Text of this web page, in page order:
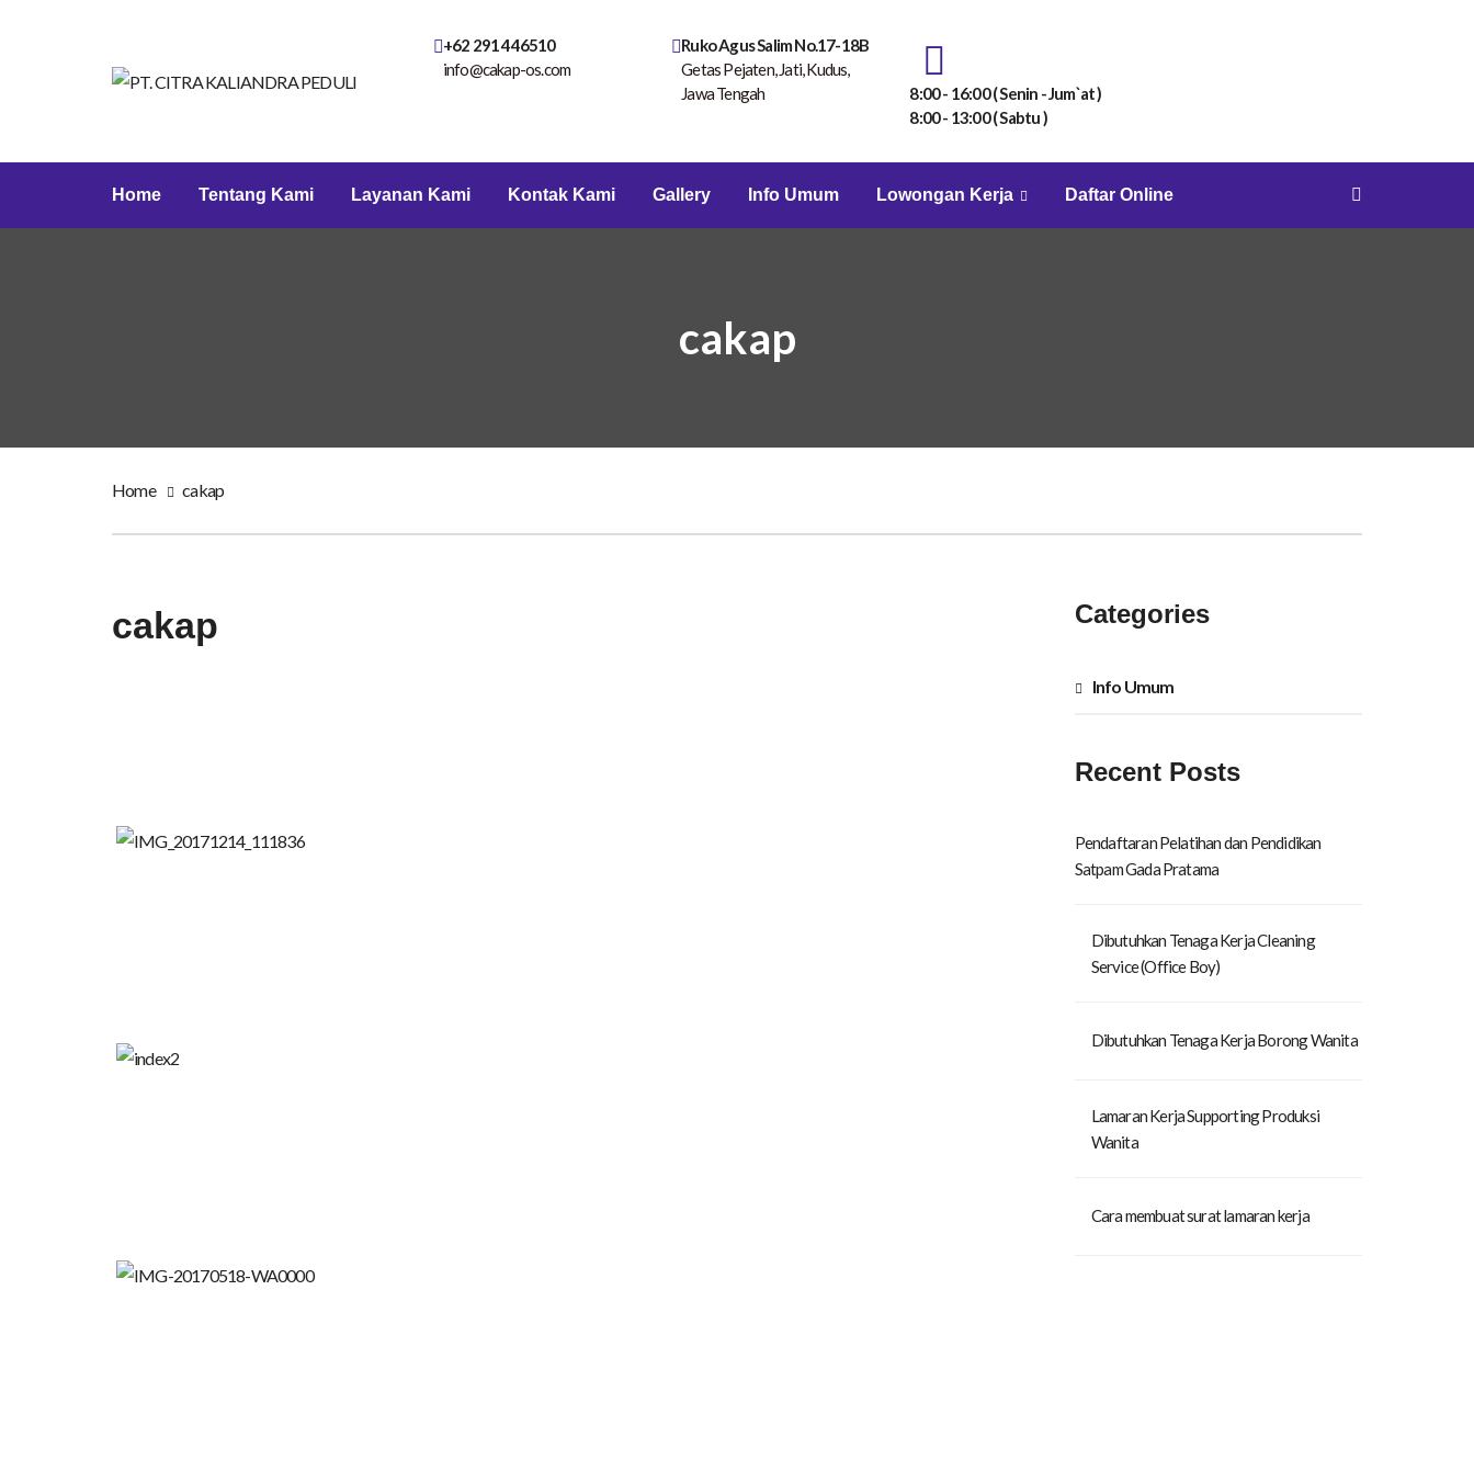
+62 291 446510
info@cakap-os.com
Ruko Agus Salim No.17-18B
Getas Pejaten, Jati, Kudus,
Jawa Tengah
8:00 - 16:00 ( Senin - Jum`at )
8:00 - 13:00 ( Sabtu )
Home Tentang Kami Layanan Kami Kontak Kami Gallery Info Umum Lowongan Kerja Daftar Online
cakap
Home cakap
cakap Categories
Info Umum
Recent Posts
Pendaftaran Pelatihan dan Pendidikan
Satpam Gada Pratama
Dibutuhkan Tenaga Kerja Cleaning
Service (Office Boy)
Dibutuhkan Tenaga Kerja Borong Wanita
Lamaran Kerja Supporting Produksi
Wanita
Cara membuat surat lamaran kerja